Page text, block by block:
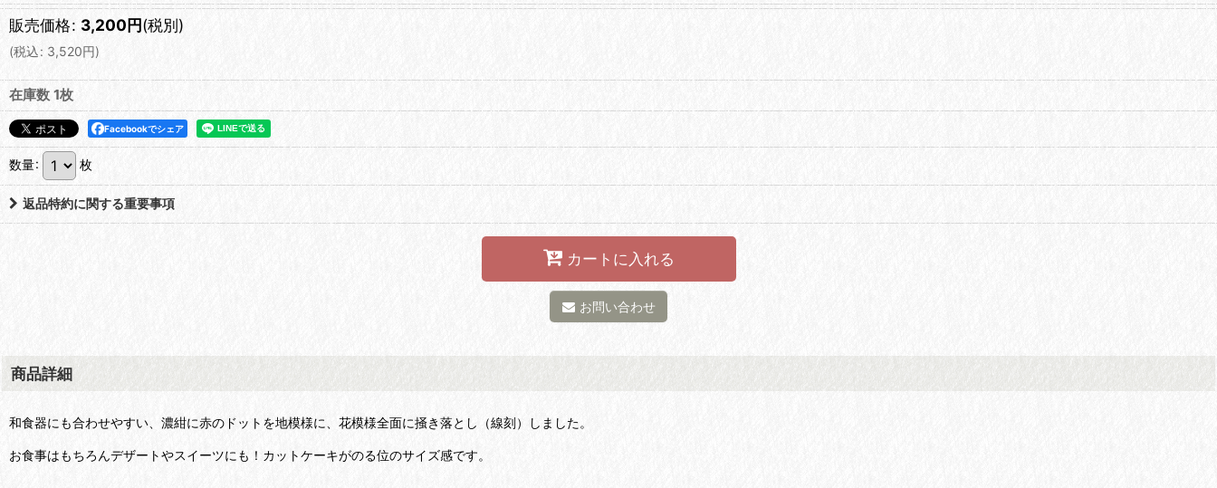
販売価格: 3,200円(税別)
(税込: 3,520円)
在庫数 1枚
Facebookでシェア
数量: 枚
返品特約に関する重要事項
カートに入れる
お問い合わせ
商品詳細
和食器にも合わせやすい、濃紺に赤のドットを地模様に、花模様全面に掻き落とし（線刻）しました。
お食事はもちろんデザートやスイーツにも！カットケーキがのる位のサイズ感です。